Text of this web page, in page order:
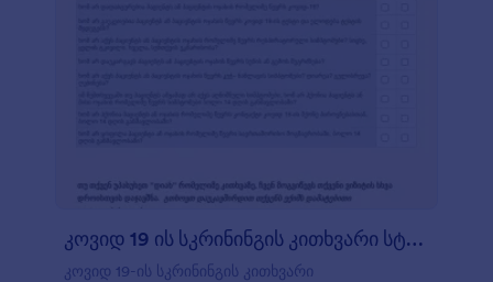
კოვიდ 19 ის სკრინინგის კითხვარი სტომატ
კოვიდ 19-ის სკრინინგის კითხვარი